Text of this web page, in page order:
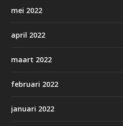
mei 2022
april 2022
maart 2022
februari 2022
januari 2022